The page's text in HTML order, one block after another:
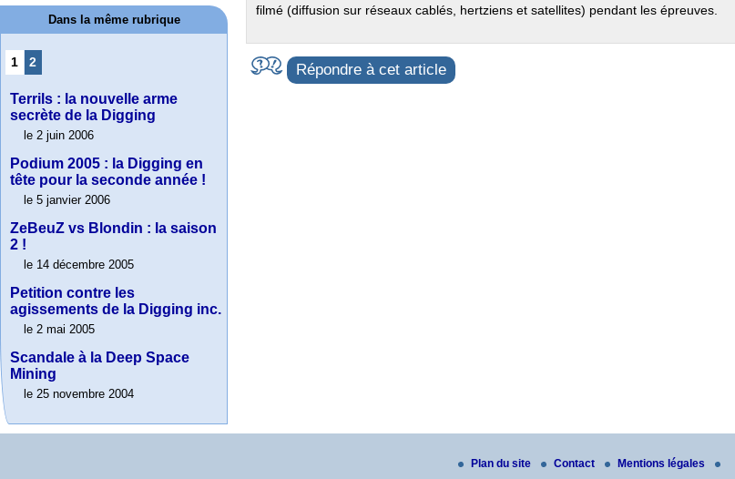
filmé (diffusion sur réseaux cablés, hertziens et satellites) pendant les épreuves.
Répondre à cet article
Dans la même rubrique
1 2
Terrils : la nouvelle arme
secrète de la Digging
le 2 juin 2006
Podium 2005 : la Digging en
tête pour la seconde année !
le 5 janvier 2006
ZeBeuZ vs Blondin : la saison
2 !
le 14 décembre 2005
Petition contre les
agissements de la Digging inc.
le 2 mai 2005
Scandale à la Deep Space
Mining
le 25 novembre 2004
Plan du site Contact Mentions légales